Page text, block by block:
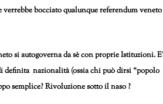
bocciato qualunque referendum veneto
si autogoverna da sè con proprie Istituzioni. E’
nazionalità (ossia chi può dirsi “popolo
semplice? Rivoluzione sotto il naso ?